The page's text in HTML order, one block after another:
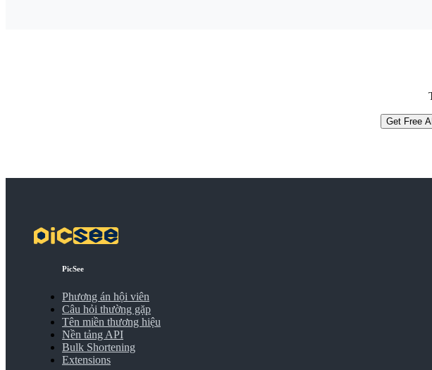
Get Free
PicSee
Phương án hội viên
Câu hỏi thường gặp
Tên miền thương hiệu
Nền tảng API
Bulk Shortening
Extensions